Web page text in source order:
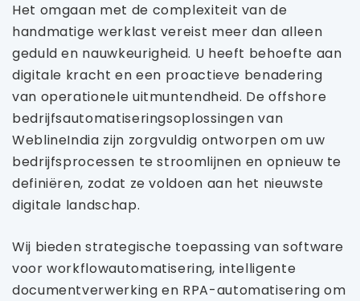
Het omgaan met de complexiteit van de
handmatige werklast vereist meer dan alleen
geduld en nauwkeurigheid. U heeft behoefte aan
digitale kracht en een proactieve benadering
van operationele uitmuntendheid. De offshore
bedrijfsautomatiseringsoplossingen van
WeblineIndia zijn zorgvuldig ontworpen om uw
bedrijfsprocessen te stroomlijnen en opnieuw te
definiëren, zodat ze voldoen aan het nieuwste
digitale landschap.
Wij bieden strategische toepassing van software
voor workflowautomatisering, intelligente
documentverwerking en RPA-automatisering om